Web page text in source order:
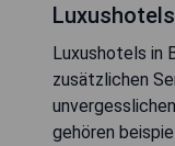
Luxushotels in
zusätzlichen
gehören